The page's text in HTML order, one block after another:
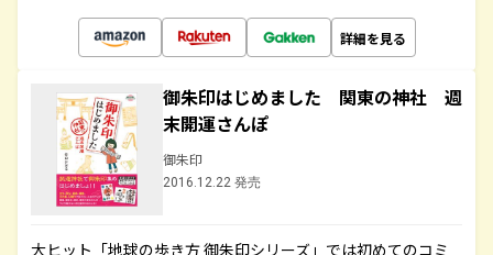
詳細を見る
御朱印はじめました 関東の神社 週
末開運さんぽ
御朱印
2016.12.22 発売
大ヒット「地球の歩き方 御朱印シリーズ」では初めてのコミ